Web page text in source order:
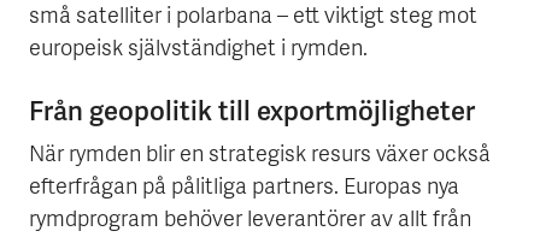
små satelliter i polarbana – ett viktigt steg mot
europeisk självständighet i rymden.
Från geopolitik till exportmöjligheter
När rymden blir en strategisk resurs växer också
efterfrågan på pålitliga partners. Europas nya
rymdprogram behöver leverantörer av allt från